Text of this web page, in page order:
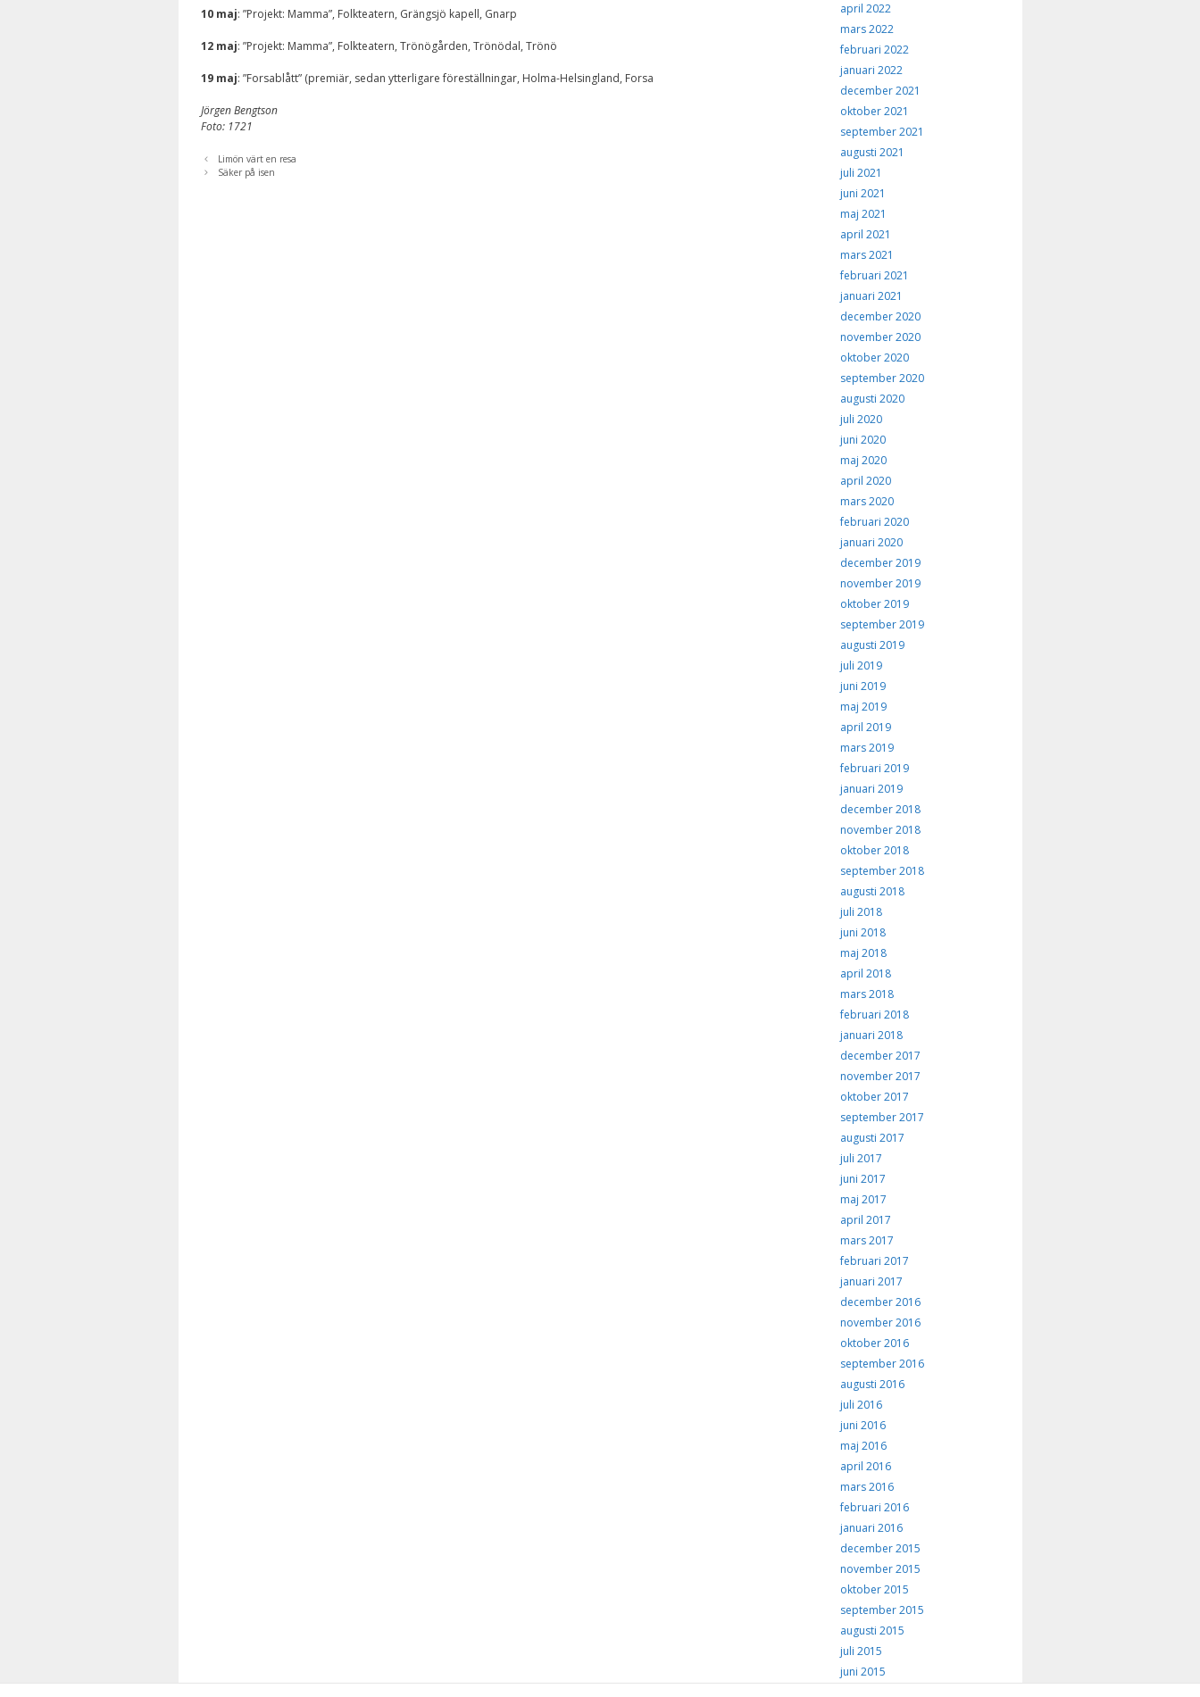
10 maj: ”Projekt: Mamma”, Folkteatern, Grängsjö kapell, Gnarp
12 maj: ”Projekt: Mamma”, Folkteatern, Trönögården, Trönödal, Trönö
19 maj: ”Forsablått” (premiär, sedan ytterligare föreställningar, Holma-Helsingland, Forsa
Jörgen Bengtson
Foto: 1721
Limön värt en resa
Säker på isen
april 2022
mars 2022
februari 2022
januari 2022
december 2021
oktober 2021
september 2021
augusti 2021
juli 2021
juni 2021
maj 2021
april 2021
mars 2021
februari 2021
januari 2021
december 2020
november 2020
oktober 2020
september 2020
augusti 2020
juli 2020
juni 2020
maj 2020
april 2020
mars 2020
februari 2020
januari 2020
december 2019
november 2019
oktober 2019
september 2019
augusti 2019
juli 2019
juni 2019
maj 2019
april 2019
mars 2019
februari 2019
januari 2019
december 2018
november 2018
oktober 2018
september 2018
augusti 2018
juli 2018
juni 2018
maj 2018
april 2018
mars 2018
februari 2018
januari 2018
december 2017
november 2017
oktober 2017
september 2017
augusti 2017
juli 2017
juni 2017
maj 2017
april 2017
mars 2017
februari 2017
januari 2017
december 2016
november 2016
oktober 2016
september 2016
augusti 2016
juli 2016
juni 2016
maj 2016
april 2016
mars 2016
februari 2016
januari 2016
december 2015
november 2015
oktober 2015
september 2015
augusti 2015
juli 2015
juni 2015
erbjudanden.